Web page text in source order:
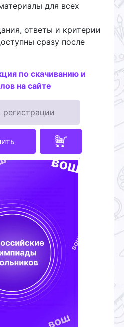
для всех
ответы и критерии
сразу после
по скачиванию и
на сайте
регистрации